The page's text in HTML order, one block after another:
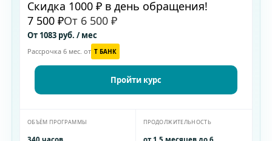
Скидка 1000 ₽ в день обращения!
7 500 ₽От 6 500 ₽
От 1083 руб. / мес
Рассрочка 6 мес. от T БАНК
Пройти курс
ОБЪЁМ ПРОГРАММЫ ПРОДОЛЖИТЕЛЬНОСТЬ